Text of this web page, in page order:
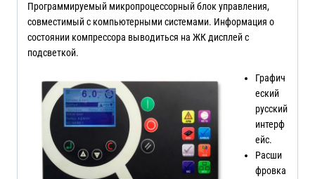
Программируемый микропроцессорный блок управления,
совместимый с компьютерными системами. Информация о
состоянии компрессора выводиться на ЖК дисплей с
подсветкой.
Графич
еский
русский
интерф
ейс.
Расши
фровка